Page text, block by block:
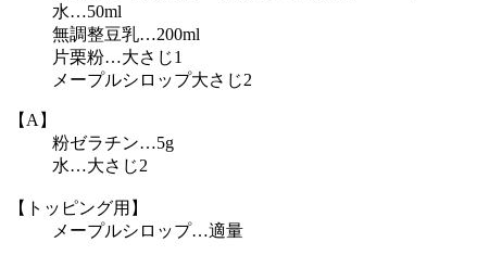
水…50ml
無調整豆乳…200ml
片栗粉…大さじ1
メープルシロップ大さじ2
【A】
粉ゼラチン…5g
水…大さじ2
【トッピング用】
メープルシロップ…適量